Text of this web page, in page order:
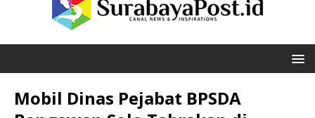
Mobil Dinas Pejabat BPSDA